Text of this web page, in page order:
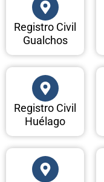
Registro Civil
Gualchos
Registro Civil
Huélago